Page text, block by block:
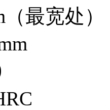
最宽处）